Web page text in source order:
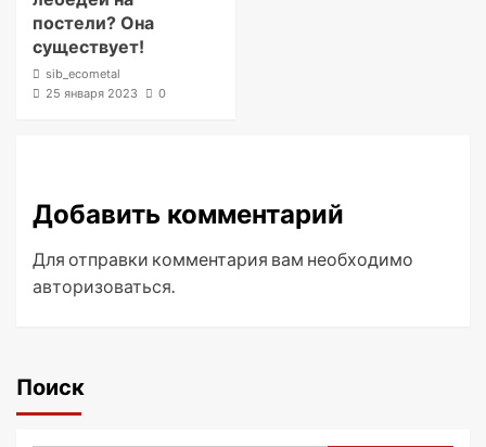
постели? Она
существует!
sib_ecometal
25 января 2023
0
Добавить комментарий
Для отправки комментария вам необходимо
авторизоваться.
Поиск